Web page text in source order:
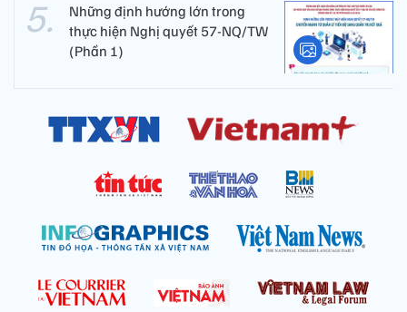
Những định hướng lớn trong
thực hiện Nghị quyết 57-NQ/TW
(Phần 1)